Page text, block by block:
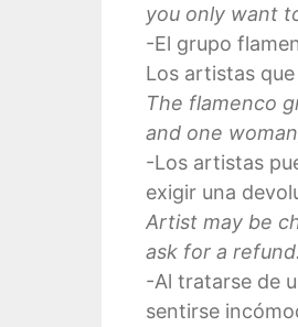
you only want
-El grupo
Los artistas
The flamenco
and one
-Los artistas
exigir una
Artist may be
ask for a refund.
-Al tratarse de
sentirse